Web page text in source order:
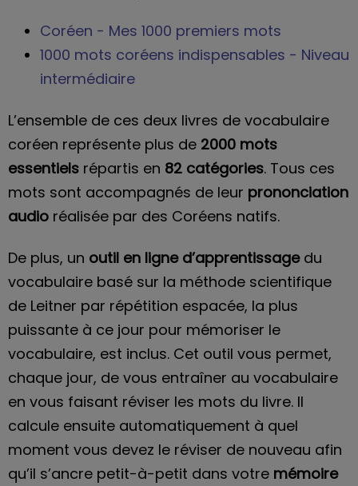
Coréen - Mes 1000 premiers mots
1000 mots coréens indispensables - Niveau
intermédiaire
L’ensemble de ces deux livres de vocabulaire
coréen représente plus de 2000 mots
essentiels répartis en 82 catégories. Tous ces
mots sont accompagnés de leur prononciation
audio réalisée par des Coréens natifs.
De plus, un outil en ligne d’apprentissagedu
vocabulaire basé sur la méthode scientifique
de Leitner par répétition espacée, la plus
puissante à ce jour pour mémoriser le
vocabulaire, est inclus. Cet outil vous permet,
chaque jour, de vous entraîner au vocabulaire
en vous faisant réviser les mots du livre. Il
calcule ensuite automatiquement à quel
moment vous devez le réviser de nouveau afin
qu’il s’ancre petit-à-petit dans votre mémoire